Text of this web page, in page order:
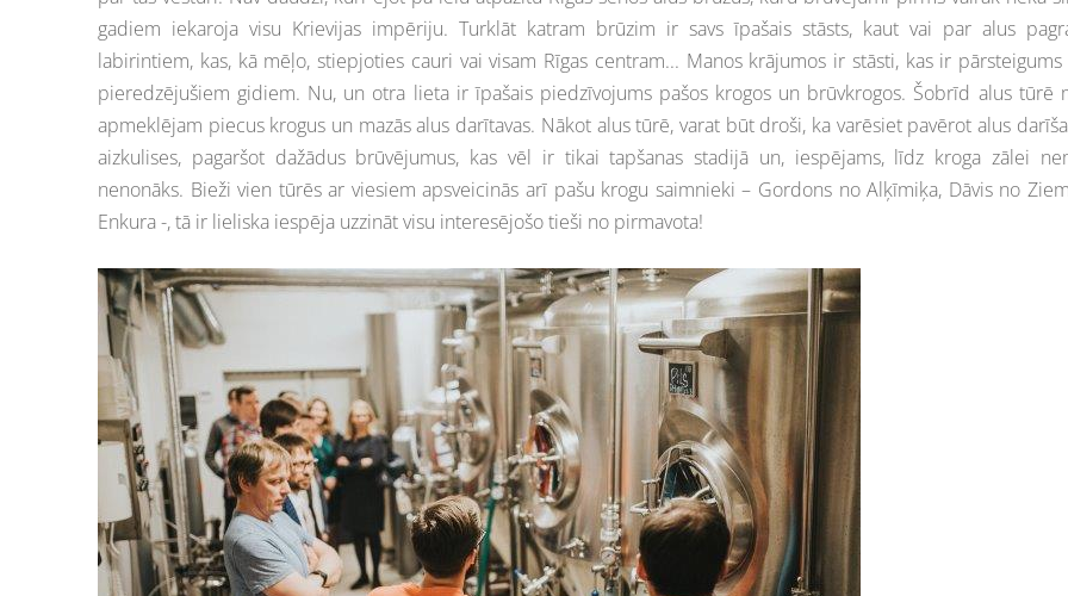
gadiem iekaroja visu Krievijas impēriju. Turklāt katram brūzim ir savs īpašais stāsts, kaut vai par alus
labirintiem, kas, kā mēļo, stiepjoties cauri vai visam Rīgas centram... Manos krājumos ir stāsti, kas ir
pieredzējušiem gidiem. Nu, un otra lieta ir īpašais piedzīvojums pašos krogos un brūvkrogos. Šobrīd alus tūrē
apmeklējam piecus krogus un mazās alus darītavas. Nākot alus tūrē, varat būt droši, ka varēsiet pavērot alus
aizkulises, pagaršot dažādus brūvējumus, kas vēl ir tikai tapšanas stadijā un, iespējams, līdz kroga zālei
nenonāks. Bieži vien tūrēs ar viesiem apsveicinās arī pašu krogu saimnieki – Gordons no Alķīmiķa, Dāvis no
Enkura -, tā ir lieliska iespēja uzzināt visu interesējošo tieši no pirmavota!